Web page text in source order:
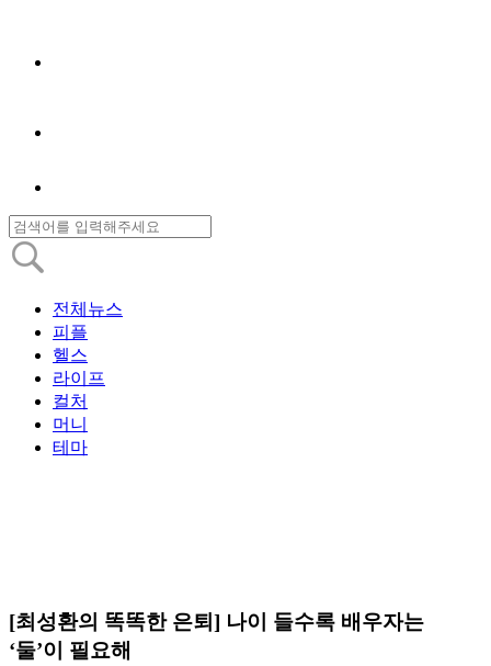
전체뉴스
피플
헬스
라이프
컬처
머니
테마
[최성환의 똑똑한 은퇴] 나이 들수록 배우자는
‘둘’이 필요해